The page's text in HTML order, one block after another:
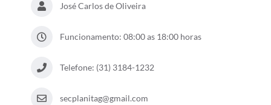
José Carlos de Oliveira
Funcionamento: 08:00 as 18:00 horas
Telefone: (31) 3184-1232
secplanitag@gmail.com